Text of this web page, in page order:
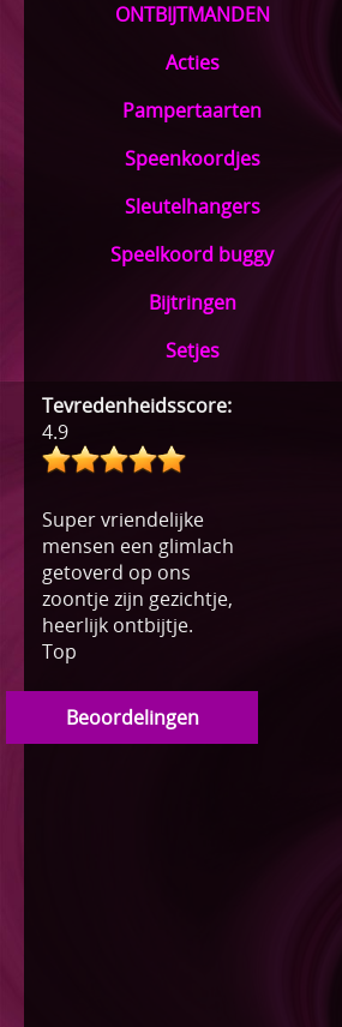
ONTBIJTMANDEN
Acties
Pampertaarten
Speenkoordjes
Sleutelhangers
Speelkoord buggy
Bijtringen
Setjes
Tevredenheidsscore:
4.9
Super vriendelijke
mensen een glimlach
getoverd op ons
zoontje zijn gezichtje,
heerlijk ontbijtje.
Top
Beoordelingen